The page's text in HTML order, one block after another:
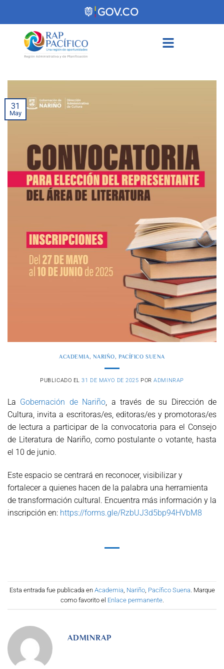
31
May
ACADEMIA, NARIÑO,PACÍFICO SUENA
PUBLICADO EL31 DE MAYO DE 2025 PORADMINRAP
La Gobernación de Nariño, a través de su Dirección de
Cultura, invita a escritoras/es, editoras/es y promotoras/es
de lectura a participar de la convocatoria para el Consejo
de Literatura de Nariño, como postulante o votante, hasta
el 10 de junio.
Este espacio se centrará en reconocer, visibilizar y
fortalecer a quienes hacen de la palabra una herramienta
de transformación cultural. Encuentra más información y la
inscripción en: https://forms.gle/RzbUJ3d5bp94HVbM8
Esta entrada fue publicada en Academia Nariño, Pacífico Suena . Marque
como favorito el Enlace permanente.
ADMINRAP